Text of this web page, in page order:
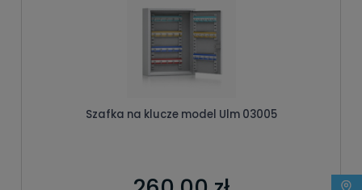
Szafka na klucze model Ulm 03005